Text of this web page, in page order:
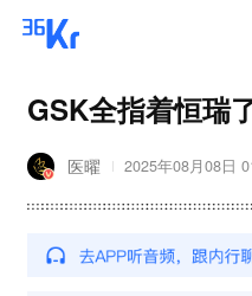
GSK全指着恒瑞
医曜 2025年08月08日